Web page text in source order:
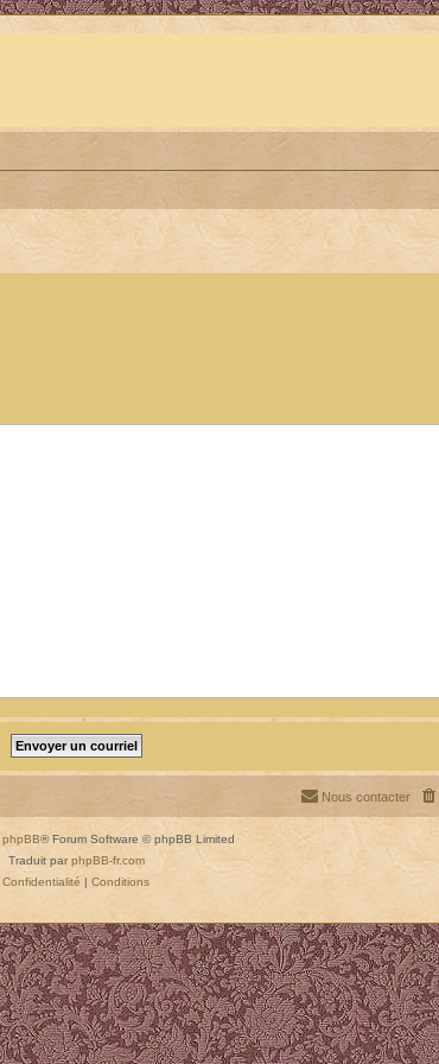
Nous contacter
phpBB® Forum Software © phpBB Limited
Traduit par phpBB-fr.com
Confidentialité | Conditions